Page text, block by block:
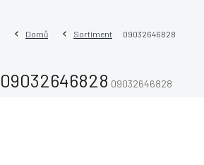
Domů Sortiment 09032646828
09032646828 09032646828